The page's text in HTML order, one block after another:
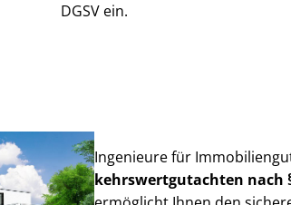
DGSV ein.
Ingenieure für
kehrs­wert­gut­ach­ten nach